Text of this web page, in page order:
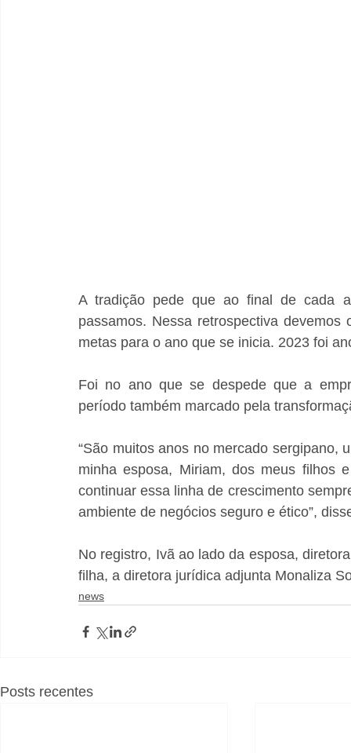
A tradição pede que ao final de cada
passamos. Nessa retrospectiva
metas para o ano que se inicia. 2023 foi
Foi no ano que se despede que a
período também marcado pela
“São muitos anos no mercado sergipano,
minha esposa, Miriam, dos meus filhos
continuar essa linha de crescimento
ambiente de negócios seguro e ético”,
No registro, Ivã ao lado da esposa,
filha, a diretora jurídica adjunta Monaliza
news
Posts recentes